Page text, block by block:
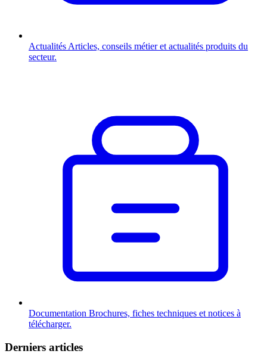
Actualités Articles, conseils métier et actualités produits du
secteur.
Documentation Brochures, fiches techniques et notices à
télécharger.
Derniers articles